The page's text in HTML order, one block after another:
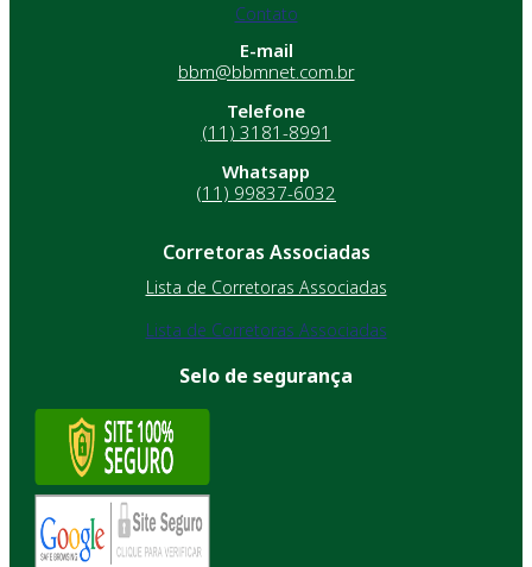
Contato
E-mail
bbm@bbmnet.com.br
Telefone
(11) 3181-8991
Whatsapp
(11) 99837-6032
Corretoras Associadas
Lista de Corretoras Associadas
Lista de Corretoras Associadas
Selo de segurança